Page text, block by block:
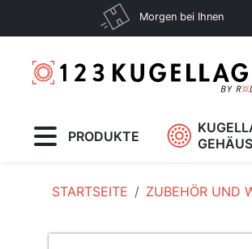
Morgen bei Ihnen
PRODUKTE
STARTSEITE ZUBEHÖR UND